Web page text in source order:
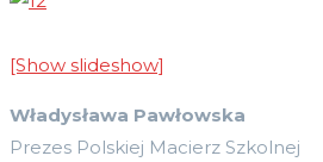
[Show slideshow]
Władysława Pawłowska
Prezes Polskiej Macierz Szkolnej